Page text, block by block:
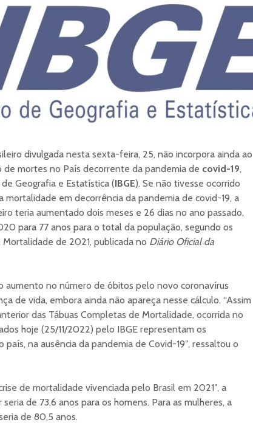
divulgada nesta sexta-feira, 25, não incorpora ainda ao
mortes no País decorrente da pandemia de covid-19,
Geografia e Estatística (IBGE). Se não tivesse ocorrido
mortalidade em decorrência da pandemia de covid-19, a
teria aumentado dois meses e 26 dias no ano passado,
para 77 anos para o total da população, segundo os
de 2021, publicada no Diário Oficial da
aumento no número de óbitos pelo novo coronavírus
de vida, embora ainda não apareça nesse cálculo. “Assim
das Tábuas Completas de Mortalidade, ocorrida no
hoje (25/11/2022) pelo IBGE representam os
na ausência da pandemia de Covid-19″, ressaltou o
de mortalidade vivenciada pelo Brasil em 2021″, a
de 73,6 anos para os homens. Para as mulheres, a
de 80,5 anos.